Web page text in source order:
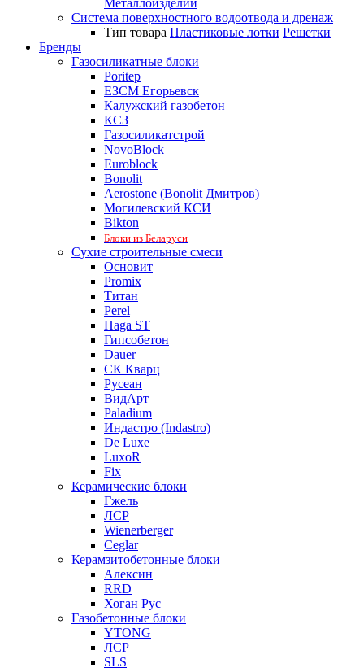
Металлоизделий
Система поверхностного водоотвода и дренаж
Тип товара Пластиковые лотки Решетки
Бренды
Газосиликатные блоки
Poritep
ЕЗСМ Егорьевск
Калужский газобетон
КСЗ
Газосиликатстрой
NovoBlock
Euroblock
Bonolit
Aerostone (Bonolit Дмитров)
Могилевский КСИ
Bikton
Блоки из Беларуси
Сухие строительные смеси
Основит
Promix
Титан
Perel
Haga ST
Гипсобетон
Dauer
СК Кварц
Русеан
ВидАрт
Paladium
Индастро (Indastro)
De Luxe
LuxoR
Fix
Керамические блоки
Гжель
ЛСР
Wienerberger
Ceglar
Керамзитобетонные блоки
Алексин
RRD
Хоган Рус
Газобетонные блоки
YTONG
ЛСР
SLS